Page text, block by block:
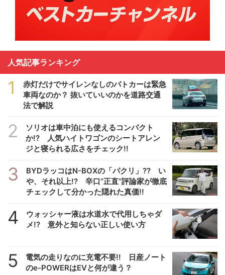
人気記事ランキング
1
赤灯だけでサイレンなしのパトカーは緊急
車両なのか？ 抜いていいのかを道路交通
法で解説
2
ソリオは車中泊にも使えるコンパクト
か!? 人気ハイトワゴンのシートアレン
ジと寝られる広さをチェック!!
3
BYDラッコはN-BOXの「パクリ」?? い
や、それ以上!? 辛口”正直”評論家が徹底
チェックして分かった隠れた真価!!
4
ウォッシャー液は水道水で代用しちゃダ
メ!? 意外と知らない正しい使い方
5
電気の走りなのに充電不要!! 日産ノート
のe-POWERはEVと何が違う？